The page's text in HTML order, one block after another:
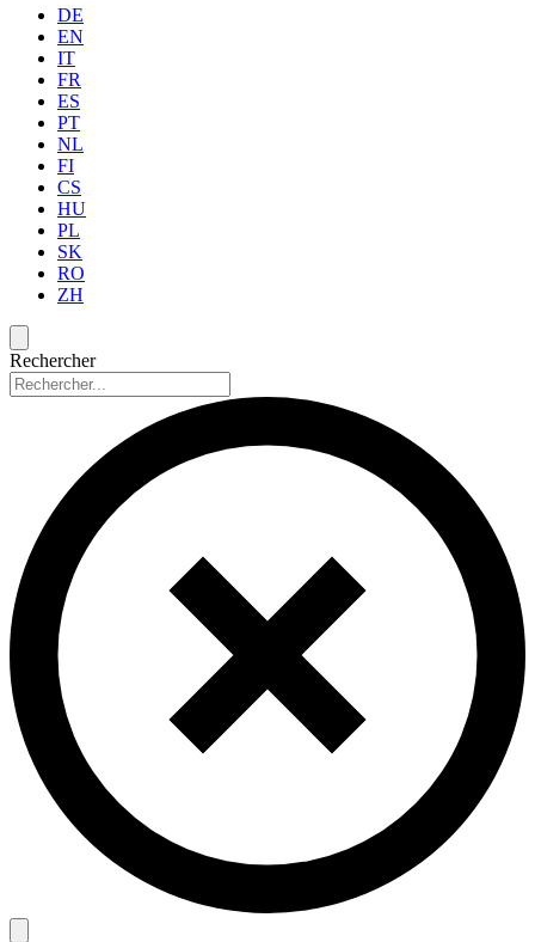
DE
EN
IT
FR
ES
PT
NL
FI
CS
HU
PL
SK
RO
ZH
Rechercher